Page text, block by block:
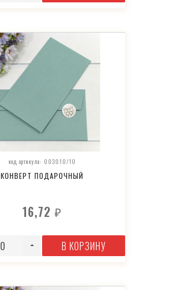
код артикула: 003010/10
КОНВЕРТ ПОДАРОЧНЫЙ
16,72₽
В КОРЗИНУ